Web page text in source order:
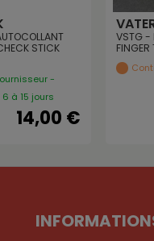
STICK
-
à 15 jours
14,00 €
VSTG -
FINGER